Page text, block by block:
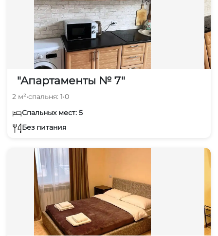
"Апартаменты № 7"
2 м²•спальня: 1•0
Спальных мест: 5
Без питания